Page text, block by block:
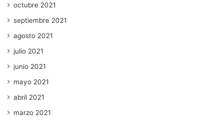
octubre 2021
septiembre 2021
agosto 2021
julio 2021
junio 2021
mayo 2021
abril 2021
marzo 2021